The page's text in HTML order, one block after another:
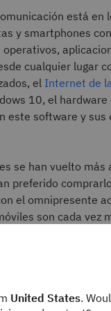
está en
y smartphones
cualquier lugar
el Internet de
10, el
este software y
se han vuelto
preferido
el omnipresente
son cada vez
a través de
las limitaciones
los
United States.